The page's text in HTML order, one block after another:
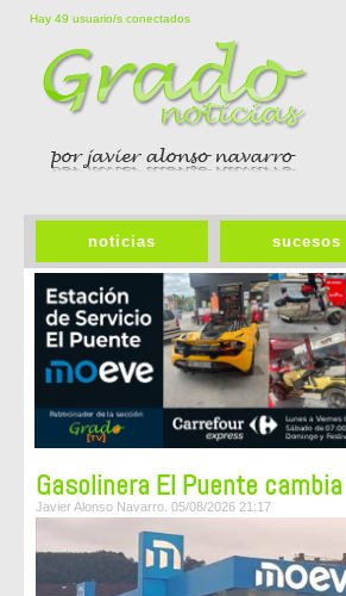
Hay 49 usuario/s conectados
noticias sucesos
Gasolinera El Puente
Javier Alonso Navarro. 05/08/2026 21:17